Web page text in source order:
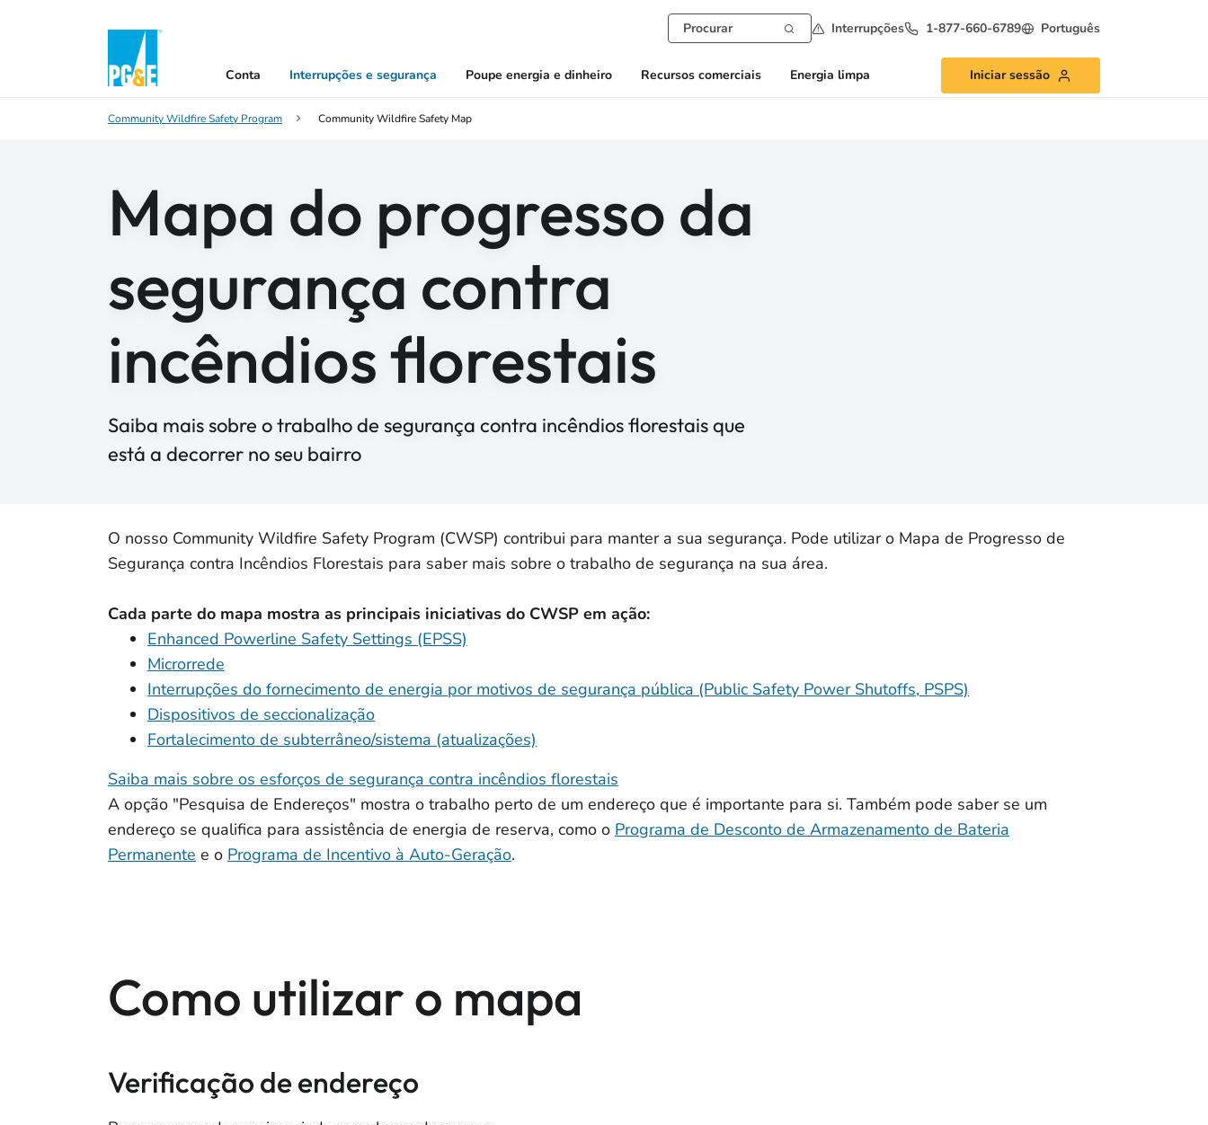
Interrupções 1-877-660-6789 Português
Conta Interrupções e segurança Poupe energia e dinheiro Recursos comerciais Energia limpa Iniciar sessão
Community Wildfire Safety Program Community Wildfire Safety Map
Mapa do progresso da
segurança contra
incêndios florestais
Saiba mais sobre o trabalho de segurança contra incêndios florestais que
está a decorrer no seu bairro
O nosso Community Wildfire Safety Program (CWSP) contribui para manter a sua segurança. Pode utilizar o Mapa de Progresso de
Segurança contra Incêndios Florestais para saber mais sobre o trabalho de segurança na sua área.
Cada parte do mapa mostra as principais iniciativas do CWSP em ação:
Enhanced Powerline Safety Settings (EPSS)
Microrrede
Interrupções do fornecimento de energia por motivos de segurança pública (Public Safety Power Shutoffs, PSPS)
Dispositivos de seccionalização
Fortalecimento de subterrâneo/sistema (atualizações)
Saiba mais sobre os esforços de segurança contra incêndios florestais
A opção "Pesquisa de Endereços" mostra o trabalho perto de um endereço que é importante para si. Também pode saber se um
endereço se qualifica para assistência de energia de reserva, como o Programa de Desconto de Armazenamento de Bateria
Permanente e o Programa de Incentivo à Auto-Geração.
Como utilizar o mapa
Verificação de endereço